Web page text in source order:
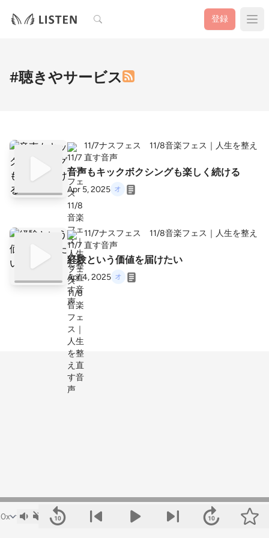
検索 登録
#聴きやサービス
11/7ナスフェス 11/8音楽フェス｜人生を整え
直す音声
音声もキックボクシングも楽しく続ける
Apr 5, 2025
11/7ナスフェス 11/8音楽フェス｜人生を整え
直す音声
経験という価値を届けたい
Apr 4, 2025